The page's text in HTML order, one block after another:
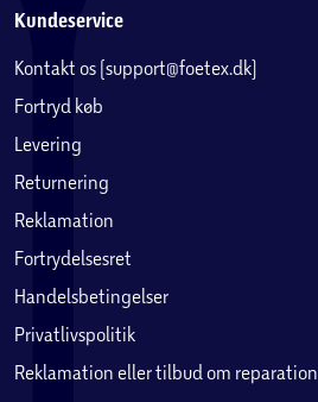
Kundeservice
Kontakt os (support@foetex.dk)
Fortryd køb
Levering
Returnering
Reklamation
Fortrydelsesret
Handelsbetingelser
Privatlivspolitik
Reklamation eller tilbud om reparation